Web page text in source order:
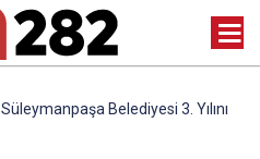
Süleymanpaşa Belediyesi 3. Yılını